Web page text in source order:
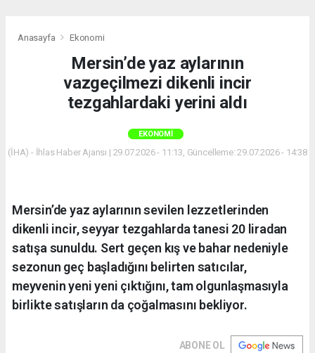
Anasayfa Ekonomi
Mersin’de yaz aylarının
vazgeçilmezi dikenli incir
tezgahlardaki yerini aldı
EKONOMI
(İHA) - İhlas Haber Ajansı | 29.07.2026 - 11:13, Güncelleme: 29.07.2026 - 14:38
Mersin’de yaz aylarının sevilen lezzetlerinden
dikenli incir, seyyar tezgahlarda tanesi 20 liradan
satışa sunuldu. Sert geçen kış ve bahar nedeniyle
sezonun geç başladığını belirten satıcılar,
meyvenin yeni yeni çıktığını, tam olgunlaşmasıyla
birlikte satışların da çoğalmasını bekliyor.
ABONE OL